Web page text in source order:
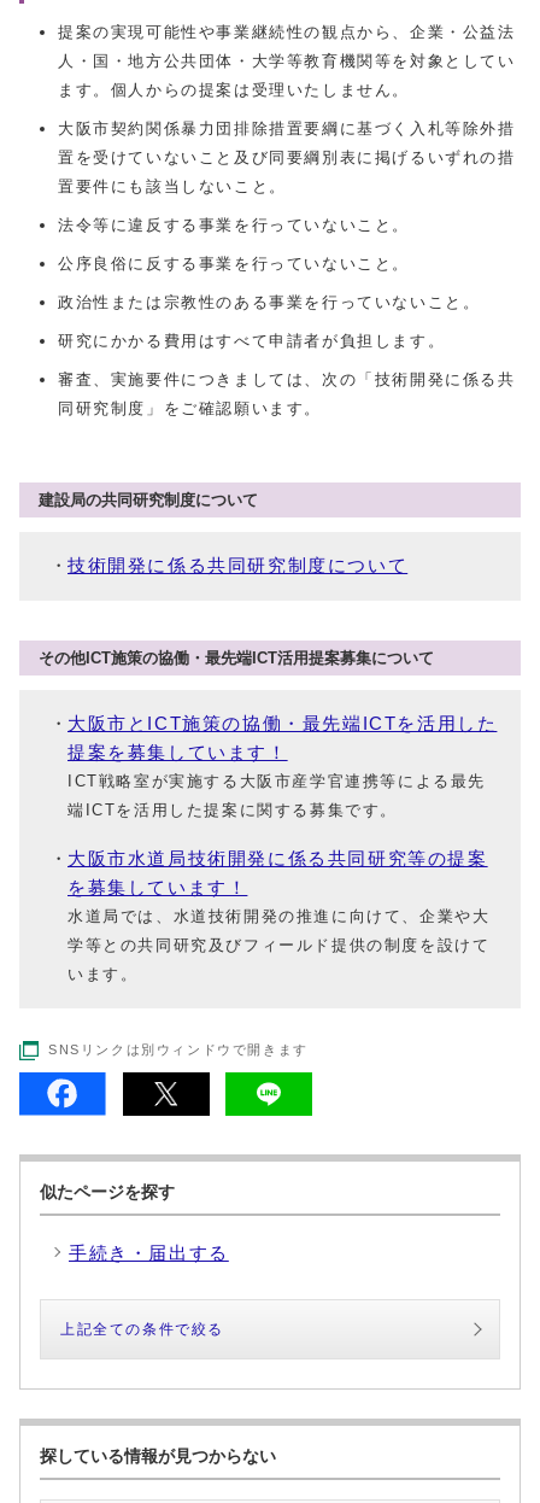
提案の実現可能性や事業継続性の観点から、企業・公益法
人・国・地方公共団体・大学等教育機関等を対象としてい
ます。個人からの提案は受理いたしません。
大阪市契約関係暴力団排除措置要綱に基づく入札等除外措
置を受けていないこと及び同要綱別表に掲げるいずれの措
置要件にも該当しないこと。
法令等に違反する事業を行っていないこと。
公序良俗に反する事業を行っていないこと。
政治性または宗教性のある事業を行っていないこと。
研究にかかる費用はすべて申請者が負担します。
審査、実施要件につきましては、次の「技術開発に係る共
同研究制度」をご確認願います。
建設局の共同研究制度について
技術開発に係る共同研究制度について
その他ICT施策の協働・最先端ICT活用提案募集について
大阪市とICT施策の協働・最先端ICTを活用した
提案を募集しています！
ICT戦略室が実施する大阪市産学官連携等による最先
端ICTを活用した提案に関する募集です。
大阪市水道局技術開発に係る共同研究等の提案
を募集しています！
水道局では、水道技術開発の推進に向けて、企業や大
学等との共同研究及びフィールド提供の制度を設けて
います。
SNSリンクは別ウィンドウで開きます
似たページを探す
手続き・届出する
上記全ての条件で絞る
探している情報が見つからない